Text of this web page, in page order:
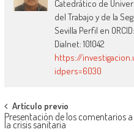
Catedrático de
del Trabajo y de la
Sevilla Perfil en
Dialnet: 101042
https://
idpers=6030
Artículo previo
Presentación de los comentarios
la crisis sanitaria